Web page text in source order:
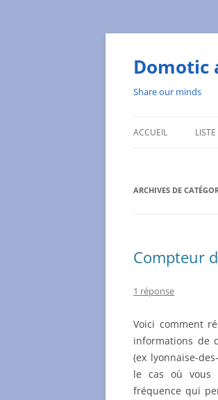
Aller
Domotic
Share our minds
ACCUEIL
ARCHIVES DE
Compteur
1 réponse
Voici comment
informations de
(ex lyonnaise-
le cas où vous
fréquence qui